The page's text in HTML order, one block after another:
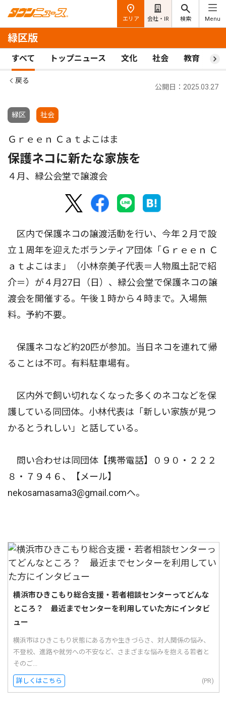
エリア 会社・IR 検索 Menu
緑区版
すべて トップニュース 文化 社会 教育 ス
戻る
緑区 社会
公開日：2025.03.27
Ｇｒｅｅｎ Ｃａｔよこはま
保護ネコに新たな家族を
４月、緑公会堂で譲渡会
区内で保護ネコの譲渡活動を行い、今年２月で設
立１周年を迎えたボランティア団体「Ｇｒｅｅｎ Ｃ
ａｔよこはま」（小林奈美子代表＝人物風土記で紹
介＝）が４月27日（日）、緑公会堂で保護ネコの譲
渡会を開催する。午後１時から４時まで。入場無
料。予約不要。
保護ネコなど約20匹が参加。当日ネコを連れて帰
ることは不可。有料駐車場有。
区内外で飼い切れなくなった多くのネコなどを保
護している同団体。小林代表は「新しい家族が見つ
かるとうれしい」と話している。
問い合わせは同団体【携帯電話】０９０・２２２
８・７９４６、【メール】
nekosamasama3@gmail.comへ。
横浜市ひきこもり総合支援・若者相談センターってどんな
ところ？ 最近までセンターを利用していた方にインタビ
ュー
横浜市はひきこもり状態にある方や生きづらさ、対人関係の悩み、
不登校、進路や就労への不安など、さまざまな悩みを抱える若者と
そのご...
詳しくはこちら (PR)